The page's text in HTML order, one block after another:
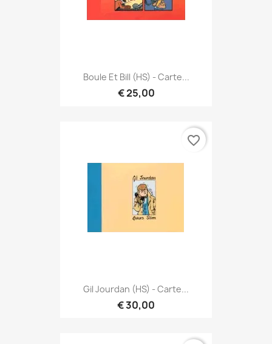
Boule Et Bill (HS) - Carte...
€ 25,00
Gil Jourdan (HS) - Carte...
€ 30,00
favorite_border